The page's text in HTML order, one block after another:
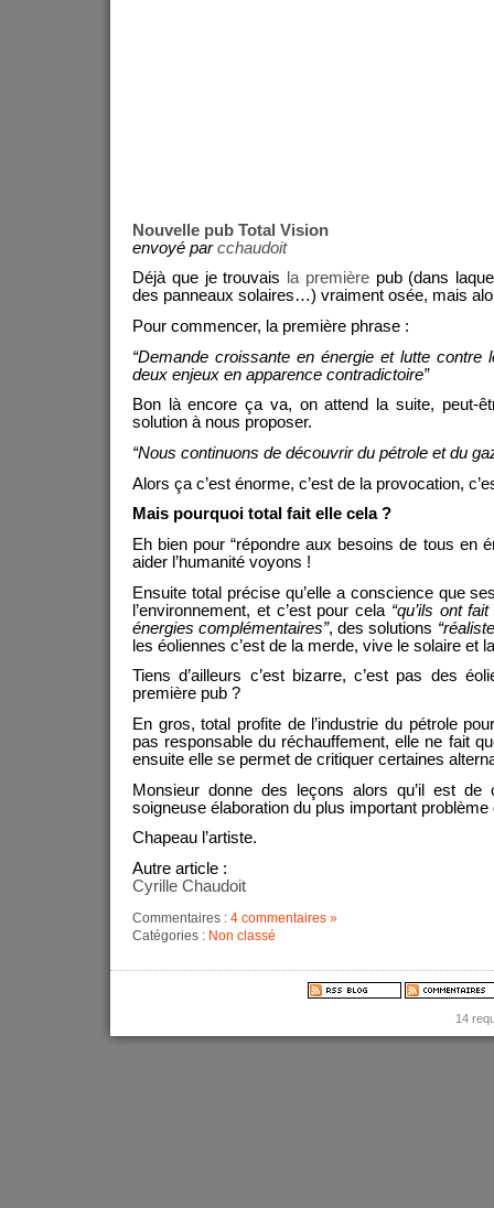
Nouvelle pub Total Vision
envoyé parcchaudoit
Déjà que je trouvais
la premièrepub (dans
des panneaux solaires…) vraiment osée, mais
Pour commencer, la première phrase :
“Demande croissante en énergie et lutte contre
deux enjeux en apparence contradictoire”
Bon là encore ça va, on attend la suite, peut-
solution à nous proposer.
“Nous continuons de découvrir du pétrole et du
Alors ça c’est énorme, c’est de la provocation,
Mais pourquoi total fait elle cela ?
Eh bien pour “répondre aux besoins de tous en
aider l’humanité voyons !
Ensuite total précise qu’elle a conscience que
l’environnement, et c’est pour cela “qu’ils ont
énergies complémentaires”, des solutions
les éoliennes c’est de la merde, vive le solaire et
Tiens d’ailleurs c’est bizarre, c’est pas des
première pub ?
En gros, total profite de l’industrie du pétrole
pas responsable du réchauffement, elle ne fait
ensuite elle se permet de critiquer certaines
Monsieur donne des leçons alors qu’il est
soigneuse élaboration du plus important
Chapeau l’artiste.
Autre article :
Cyrille Chaudoit
Commentaires : 4 commentaires »
Catégories : Non classé
14